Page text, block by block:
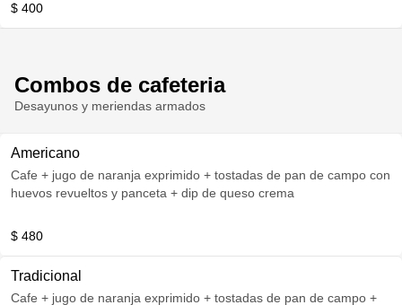
$ 400
Combos de cafeteria
Desayunos y meriendas armados
Americano
Cafe + jugo de naranja exprimido + tostadas de pan de campo con
huevos revueltos y panceta + dip de queso crema
$ 480
Tradicional
Cafe + jugo de naranja exprimido + tostadas de pan de campo +